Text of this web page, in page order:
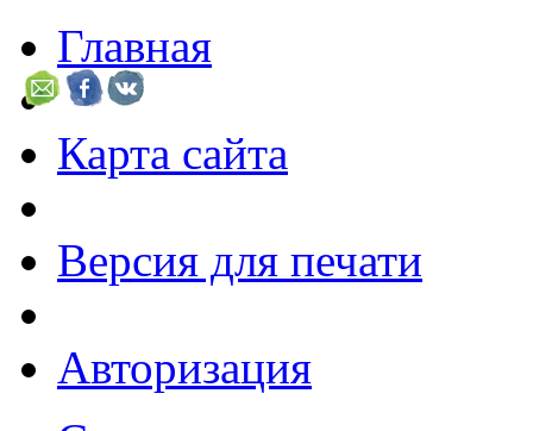
Главная
Карта сайта
Версия для печати
Авторизация